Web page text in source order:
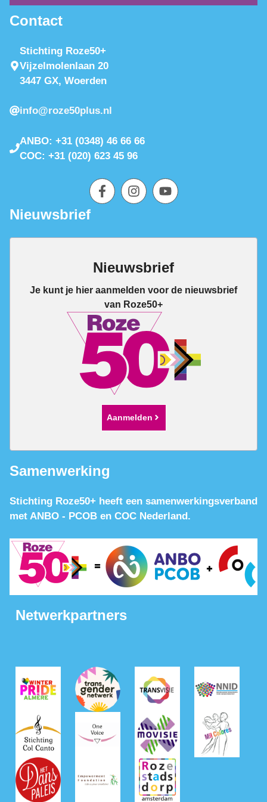
Contact
Stichting Roze50+
Vijzelmolenlaan 20
3447 GX, Woerden
info@roze50plus.nl
ANBO: +31 (0348) 46 66 66
COC: +31 (020) 623 45 96
Nieuwsbrief
Nieuwsbrief
Je kunt je hier aanmelden voor de nieuwsbrief
van Roze50+
Aanmelden
Samenwerking
Stichting Roze50+ heeft een samenwerkingsverband
met ANBO - PCOB en COC Nederland.
Netwerkpartners